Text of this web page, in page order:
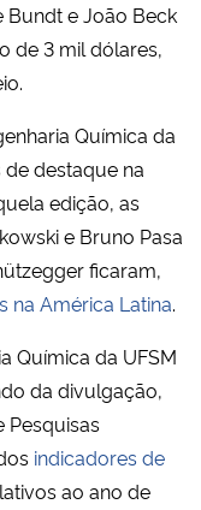
Bundt e João Beck
de 3 mil dólares,
Química da
destaque na
edição, as
e Bruno Pasa
ficaram,
na América Latina.
Química da UFSM
da divulgação,
Pesquisas
indicadores de
ao ano de